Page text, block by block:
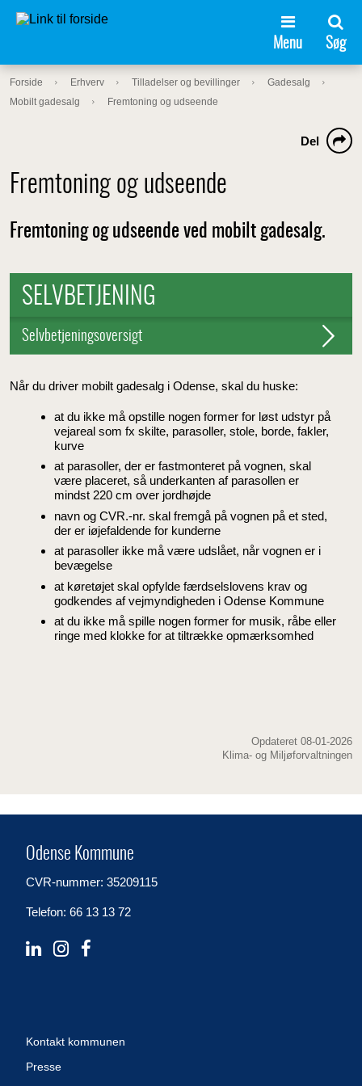
Menu Søg
Forside Erhverv Tilladelser og bevillinger
Gadesalg
Mobilt gadesalg
Fremtoning og udseende
Fremtoning og udseende
Del
Fremtoning og udseende ved mobilt gadesalg.
SELVBETJENING
Selvbetjeningsoversigt
Når du driver mobilt gadesalg i Odense, skal du huske:
at du ikke må opstille nogen former for løst udstyr på
vejareal som fx skilte, parasoller, stole, borde, fakler,
kurve
at parasoller, der er fastmonteret på vognen, skal
være placeret, så underkanten af parasollen er
mindst 220 cm over jordhøjde
navn og CVR.-nr. skal fremgå på vognen på et sted,
der er iøjefaldende for kunderne
at parasoller ikke må være udslået, når vognen er i
bevægelse
at køretøjet skal opfylde færdselslovens krav og
godkendes af vejmyndigheden i Odense Kommune
at du ikke må spille nogen former for musik, råbe eller
ringe med klokke for at tiltrække opmærksomhed
Opdateret 08-01-2026
Klima- og Miljøforvaltningen
Odense Kommune
CVR-nummer: 35209115
Telefon: 66 13 13 72
Kontakt kommunen
Presse